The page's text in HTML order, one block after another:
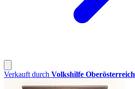
Verkauft durch Volkshilfe Oberösterreich